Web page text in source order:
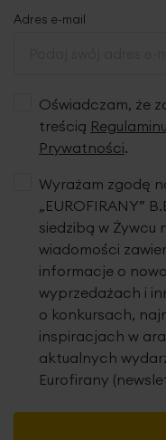
szerokości do 150 cm
usztywniającymi są
Tkanina
Adres e-mail
Oświadczam, że
treścią
Prywatności.
Wyrażam zgodę
„EUROFIRANY”
siedzibą w Żywcu
wiadomości
informacje o
wyprzedażach i
o konkursach,
inspiracjach w
aktualnych
Eurofirany